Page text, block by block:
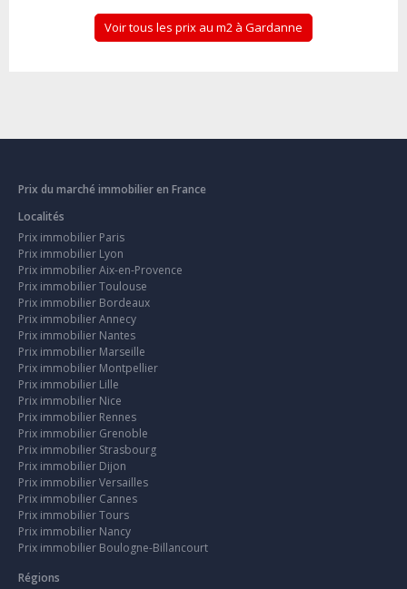
Voir tous les prix au m2 à Gardanne
Prix du marché immobilier en France
Localités
Prix immobilier Paris
Prix immobilier Lyon
Prix immobilier Aix-en-Provence
Prix immobilier Toulouse
Prix immobilier Bordeaux
Prix immobilier Annecy
Prix immobilier Nantes
Prix immobilier Marseille
Prix immobilier Montpellier
Prix immobilier Lille
Prix immobilier Nice
Prix immobilier Rennes
Prix immobilier Grenoble
Prix immobilier Strasbourg
Prix immobilier Dijon
Prix immobilier Versailles
Prix immobilier Cannes
Prix immobilier Tours
Prix immobilier Nancy
Prix immobilier Boulogne-Billancourt
Régions